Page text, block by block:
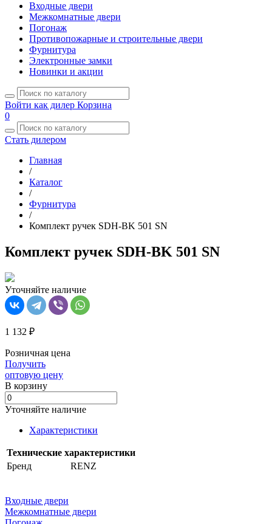
Входные двери
Межкомнатные двери
Погонаж
Противопожарные и строительные двери
Фурнитура
Электронные замки
Новинки и акции
Войти как дилер Корзина
0
Стать дилером
Главная
/
Каталог
/
Фурнитура
/
Комплект ручек SDH-BK 501 SN
Комплект ручек SDH-BK 501 SN
Уточняйте наличие
1 132 ₽
Розничная цена
Получить
оптовую цену
В корзинy
Уточняйте наличие
Характеристики
Технические характеристики
Бренд
RENZ
Входные двери
Межкомнатные двери